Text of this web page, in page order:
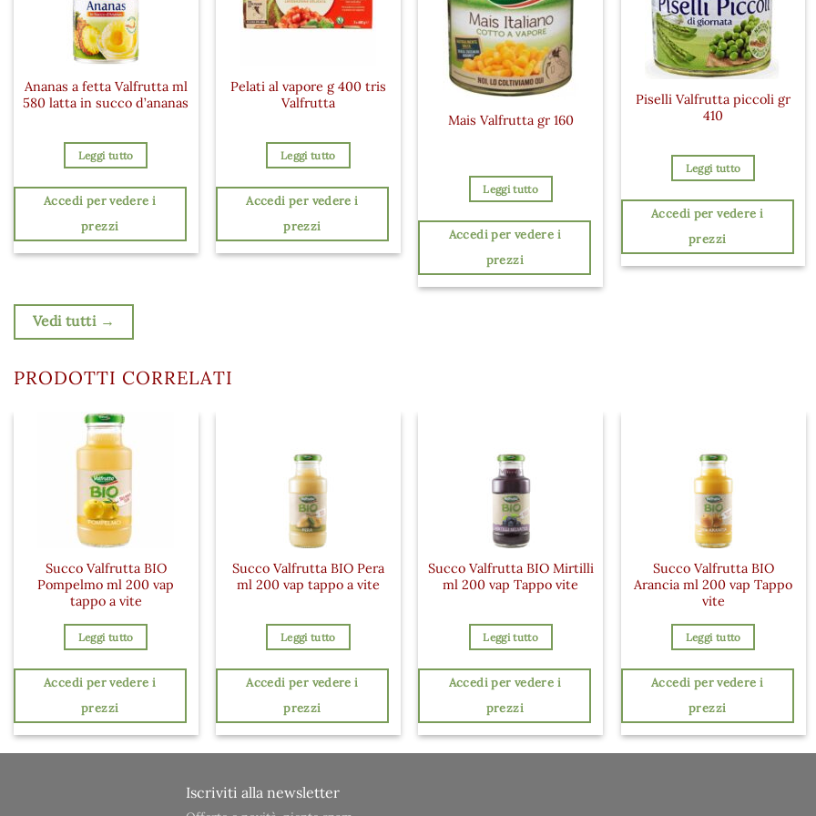
Ananas a fetta Valfrutta ml
580 latta in succo d’ananas
Leggi tutto
Accedi per vedere i
prezzi
Pelati al vapore g 400 tris
Valfrutta
Leggi tutto
Accedi per vedere i
prezzi
Mais Valfrutta gr 160
Leggi tutto
Accedi per vedere i
prezzi
Piselli Valfrutta piccoli gr
410
Leggi tutto
Accedi per vedere i
prezzi
Vedi tutti →
PRODOTTI CORRELATI
Succo Valfrutta BIO
Pompelmo ml 200 vap
tappo a vite
Leggi tutto
Accedi per vedere i
prezzi
Succo Valfrutta BIO Pera
ml 200 vap tappo a vite
Leggi tutto
Accedi per vedere i
prezzi
Succo Valfrutta BIO Mirtilli
ml 200 vap Tappo vite
Leggi tutto
Accedi per vedere i
prezzi
Succo Valfrutta BIO
Arancia ml 200 vap Tappo
vite
Leggi tutto
Accedi per vedere i
prezzi
Iscriviti alla newsletter